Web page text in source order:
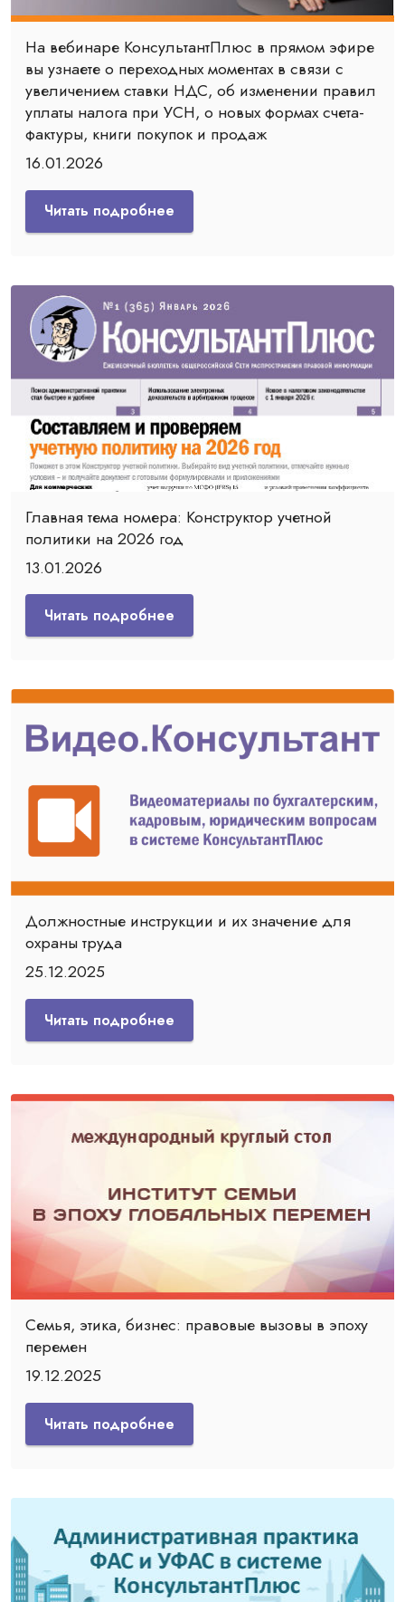
На вебинаре КонсультантПлюс в прямом эфире
вы узнаете о переходных моментах в связи с
увеличением ставки НДС, об изменении правил
уплаты налога при УСН, о новых формах счета-
фактуры, книги покупок и продаж
16.01.2026
Читать подробнее
Главная тема номера: Конструктор учетной
политики на 2026 год
13.01.2026
Читать подробнее
Должностные инструкции и их значение для
охраны труда
25.12.2025
Читать подробнее
Семья, этика, бизнес: правовые вызовы в эпоху
перемен
19.12.2025
Читать подробнее